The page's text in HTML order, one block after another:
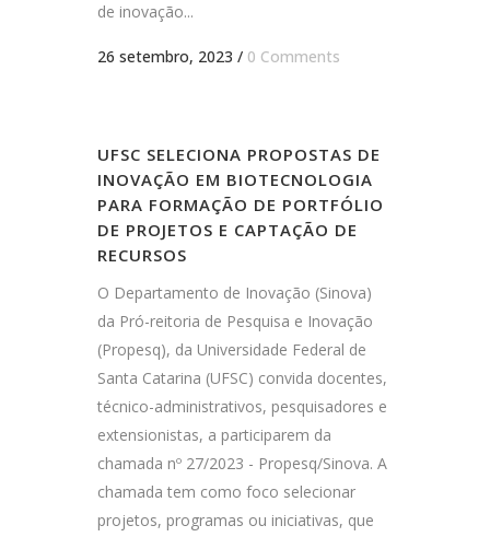
de inovação...
26 setembro, 2023 / 0 Comments
UFSC SELECIONA PROPOSTAS DE
INOVAÇÃO EM BIOTECNOLOGIA
PARA FORMAÇÃO DE PORTFÓLIO
DE PROJETOS E CAPTAÇÃO DE
RECURSOS
O Departamento de Inovação (Sinova)
da Pró-reitoria de Pesquisa e Inovação
(Propesq), da Universidade Federal de
Santa Catarina (UFSC) convida docentes,
técnico-administrativos, pesquisadores e
extensionistas, a participarem da
chamada nº 27/2023 - Propesq/Sinova. A
chamada tem como foco selecionar
projetos, programas ou iniciativas, que